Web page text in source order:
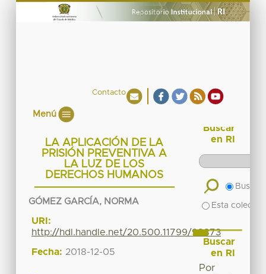
Contacto
Menú
LA APLICACIÓN DE LA
PRISIÓN PREVENTIVA A
LA LUZ DE LOS
DERECHOS HUMANOS
GÓMEZ GARCÍA, NORMA
URI:
http://hdl.handle.net/20.500.11799/98873
Fecha: 2018-12-05
Buscar
en RI
Buscar
Esta
Buscar
en RI
Por